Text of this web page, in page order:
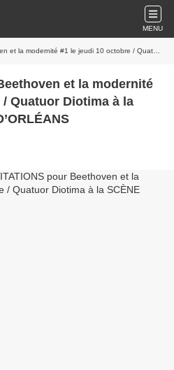
MENU
jeudi 10 octobre / Quatuor Diotima à la SCÈNE NATIONALE D’ORLÉANS
et la modernité
Quatuor Diotima à la